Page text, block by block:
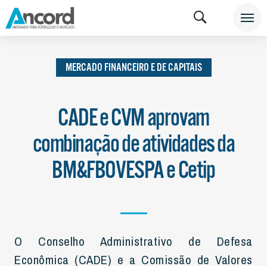
INSTITUCIONAL
MERCADO FINANCEIRO
E DE CAPITAIS
MERCADO FINANCEIRO E DE CAPITAIS
CADE e CVM aprovam
combinação de atividades da
BM&FBOVESPA e Cetip
O Conselho Administrativo de Defesa
Econômica (CADE) e a Comissão de Valores